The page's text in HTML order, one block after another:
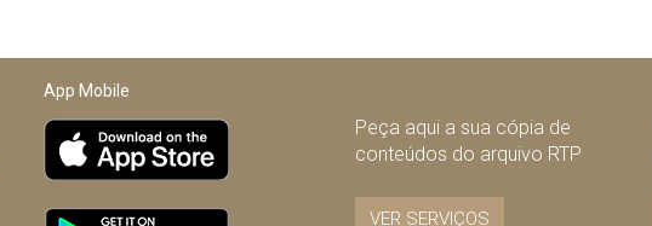
App Mobile
Peça aqui a sua cópia de
conteúdos do arquivo RTP
VER SERVIÇOS